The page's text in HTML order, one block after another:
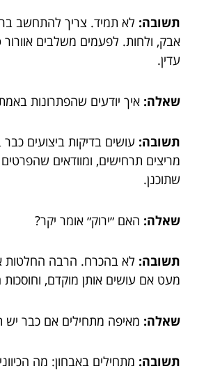
תשובה: לא תמיד. צריך להתחשב
אבק, ולחות. לפעמים משלבים אוורור
עדין.
שאלה: איך יודעים שהפתרונות
תשובה: עושים בדיקות ביצועים
מריצים תרחישים, ומוודאים
שתוכנן.
שאלה: האם ״ירוק״ אומר יקר?
תשובה: לא בהכרח. הרבה החלטות
מעט אם עושים אותן מוקדם, וחוסכות
שאלה: מאיפה מתחילים אם כבר יש
תשובה: מתחילים באבחון: מה